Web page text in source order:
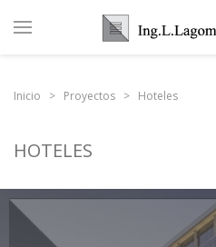
Inicio Proyectos Hoteles
HOTELES